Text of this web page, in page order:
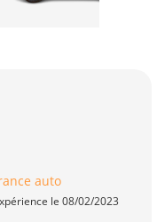
auto
le 08/02/2023